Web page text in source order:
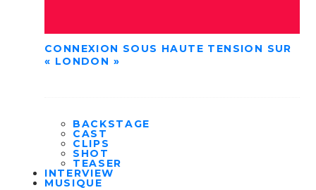
CONNEXION SOUS HAUTE TENSION SUR
« LONDON »
BACKSTAGE
CAST
CLIPS
SHOT
TEASER
INTERVIEW
MUSIQUE